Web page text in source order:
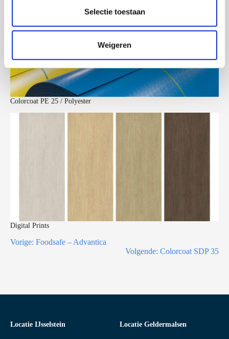
Selectie toestaan
Weigeren
Colorcoat PE 25 / Polyester
Digital Prints
Vorige: Foodsafe – Advantica
Volgende: Colorcoat SDP 35
Locatie IJsselstein Locatie Geldermalsen